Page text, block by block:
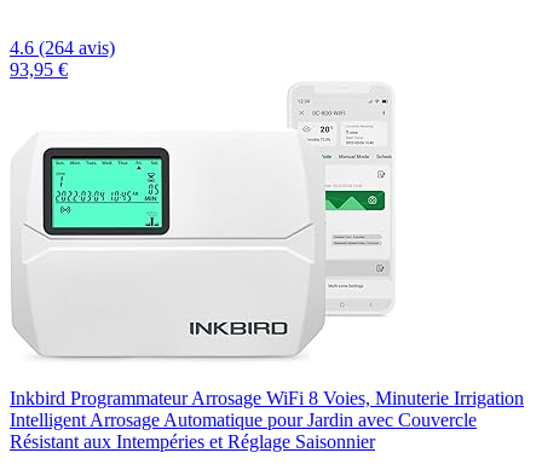
4.6 (264 avis)
93,95 €
Inkbird Programmateur Arrosage WiFi 8 Voies, Minuterie Irrigation
Intelligent Arrosage Automatique pour Jardin avec Couvercle
Résistant aux Intempéries et Réglage Saisonnier